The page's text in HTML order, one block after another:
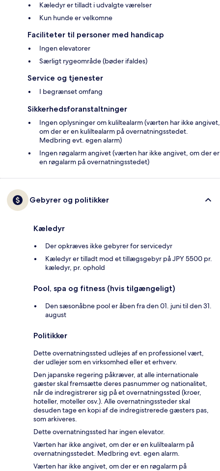
Kæledyr er tilladt i udvalgte værelser
Kun hunde er velkomne
Faciliteter til personer med handicap
Ingen elevatorer
Særligt rygeområde (bøder ifaldes)
Service og tjenester
I begrænset omfang
Sikkerhedsforanstaltninger
Ingen oplysninger om kuliltealarm (værten har ikke angivet,
om der er en kuliltealarm på overnatningsstedet.
Medbring evt. egen alarm)
Ingen røgalarm angivet (værten har ikke angivet, om der er
en røgalarm på overnatningsstedet)
Gebyrer og politikker
Kæledyr
Der opkræves ikke gebyrer for servicedyr
Kæledyr er tilladt mod et tillægsgebyr på JPY 5500 pr.
kæledyr, pr. ophold
Pool, spa og fitness (hvis tilgængeligt)
Den sæsonåbne pool er åben fra den 01. juni til den 31.
august
Politikker
Dette overnatningssted udlejes af en professionel vært,
der udlejer som en virksomhed eller et erhverv.
Den japanske regering påkræver, at alle internationale
gæster skal fremsætte deres pasnummer og nationalitet,
når de indregistrerer sig på et overnatningssted (kroer,
hoteller, moteller osv.). Alle overnatningssteder skal
desuden tage en kopi af de indregistrerede gæsters pas,
som arkiveres.
Dette overnatningssted har ingen elevator.
Værten har ikke angivet, om der er en kuliltealarm på
overnatningsstedet. Medbring evt. egen alarm.
Værten har ikke angivet, om der er en røgalarm på